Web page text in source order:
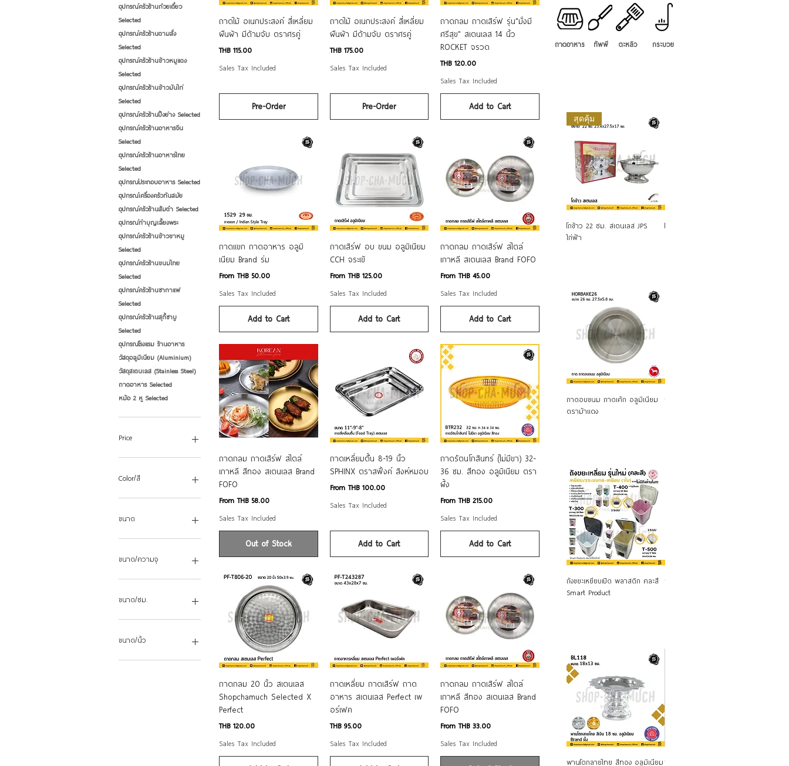
อุปกรณ์ครัวร้านก๋วยเตี๋ยว
Selected
อุปกรณ์ครัวร้านตามสั่ง
Selected
อุปกรณ์ครัวร้านข้าวหมูแดง
Selected
อุปกรณ์ครัวร้านข้าวมันไก่
Selected
อุปกรณ์ครัวร้านปิ้งย่าง Selected
อุปกรณ์ครัวร้านอาหารจีน
Selected
อุปกรณ์ครัวร้านอาหารไทย
Selected
อุปกรณ์ประกอบอาหาร Selected
อุปกรณ์เครื่องครัวทันสมัย
อุปกรณ์ครัวร้านส้มตำ Selected
อุปกรณ์ทำบุญเลี้ยงพระ
อุปกรณ์ครัวร้านข้าวขาหมู
Selected
อุปกรณ์ครัวร้านขนมไทย
Selected
อุปกรณ์ครัวร้านชากาแฟ
Selected
อุปกรณ์ครัวร้านสุกี้ชาบู
Selected
อุปกรณ์โรงแรม ร้านอาหาร
วัสดุอลูมิเนียม (Aluminium)
วัสดุสเตนเลส (Stainless Steel)
ถาดอาหาร Selected
หม้อ 2 หู Selected
Price
THB 33
Color/สี
ขนาด
28x38 ซม. 25101
34x48 ซม. 25103
กลาง
เล็ก
ขนาด/ความจุ
23 ซม. 2 ลิตร
25 ซม. 2.5 ลิตร
ขนาด/ซม.
14
17
22
ขนาด/นิ้ว
8
Quick View
ถาดไม้ อเนกประสงค์ สี่เหลี่ยม
ผืนผ้า มีด้ามจับ ตราศรคู่
Price
THB 115.00
Sales Tax Included
Pre-Order
Quick View
ถาดไม้ อเนกประสงค์ สี่เหลี่ยม
ผืนผ้า มีด้ามจับ ตราศรคู่
Price
THB 175.00
Sales Tax Included
Pre-Order
Quick View
ถาดกลม ถาดเสิร์ฟ รุ่น"มั่งมี
ศรีสุข" สเตนเลส 14 นิ้ว
ROCKET จรวด
Price
THB 120.00
Sales Tax Included
Add to Cart
Quick View
ถาดแขก ถาดอาหาร อลูมิ
เนียม Brand ร่ม
FromTHB 50.00
Sale Price
Sales Tax Included
Add to Cart
Quick View
ถาดเสิร์ฟ อบ ขนม อลูมิเนียม
CCH จระเข้
FromTHB 125.00
Sale Price
Sales Tax Included
Add to Cart
Quick View
ถาดกลม ถาดเสิร์ฟ สไตล์
เกาหลี สเตนเลส Brand FOFO
FromTHB 45.00
Sale Price
Sales Tax Included
Add to Cart
Quick View
ถาดกลม ถาดเสิร์ฟ สไตล์
เกาหลี สีทอง สเตนเลส Brand
FOFO
FromTHB 58.00
Sale Price
Sales Tax Included
Out of Stock
Quick View
ถาดเหลี่ยมตื้น 8-19 นิ้ว
SPHINX ตราสฟิ้งค์ สิงห์หมอบ
FromTHB 100.00
Sale Price
Sales Tax Included
Add to Cart
Quick View
ถาดรัตนโกสินทร์ (ไม่มีขา) 32-
36 ซม. สีทอง อลูมิเนียม ตรา
ผึ้ง
FromTHB 215.00
Sale Price
Sales Tax Included
Add to Cart
Quick View
ถาดกลม 20 นิ้ว สเตนเลส
Shopchamuch Selected X
Perfect
Price
THB 120.00
Sales Tax Included
Quick View
ถาดเหลี่ยม ถาดเสิร์ฟ ถาด
อาหาร สเตนเลส Perfect เพ
อร์เฟค
Price
THB 95.00
Sales Tax Included
Quick View
ถาดกลม ถาดเสิร์ฟ สไตล์
เกาหลี สีทอง สเตนเลส Brand
FOFO
FromTHB 33.00
Sale Price
Sales Tax Included
ถาดอาหาร ทัพพี ตะหลิว กระบวย
Quick View
สุดคุ้ม
โถข้าว 22 ซม. สเตนเลส JPS
ไก่ฟ้า
โถข้าว อลูมิเนียม CCH จระเข้
Quick View
ถาดอบขนม ถาดเค้ก อลูมิเนียม
ตราม้าแดง
ถาดไม้ อเนกประสงค์ สี่เหลี่ยมผืน
Quick View
ถังขยะเหยียบเปิด พลาสติก คละสี
Smart Product
ถังแยกขยะ 12 ลิตร พลาสติก
Quick View
พานโตกลายไทย สีทอง อลูมิเนียมพานลาว พานรัฐธรรมนูญลาย